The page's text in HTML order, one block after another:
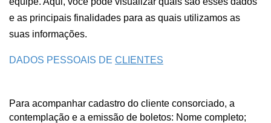
e as principais finalidades para as quais utilizamos as
suas informações.
DADOS PESSOAIS DE CLIENTES
Para acompanhar cadastro do cliente consorciado, a
contemplação e a emissão de boletos: Nome completo;